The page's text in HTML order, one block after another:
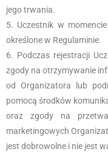
jego trwania.
Uczestnik w
określone w Regulaminie.
Podczas rejestracji
zgody na otrzymywanie
od Organizatora lub
pomocą środków
oraz zgody na
marketingowych
jest dobrowolne i nie jest